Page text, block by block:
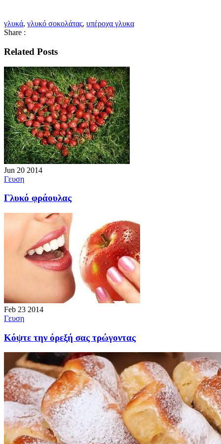
γλυκά, γλυκό σοκολάτας, υπέροχα γλυκα
Share :
Related Posts
Jun 20 2014
Γευση
Γλυκό φράουλας
Feb 23 2014
Γευση
Κόψτε την όρεξή σας τρώγοντας